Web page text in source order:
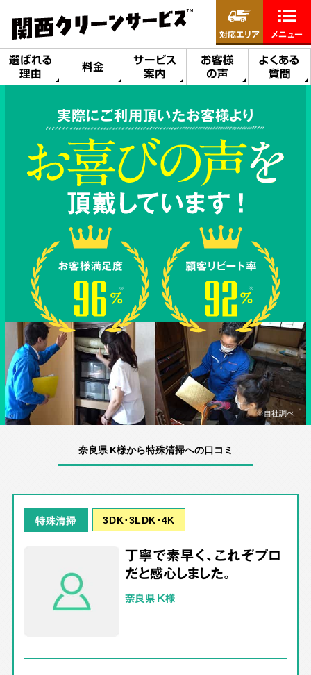
選ばれる
理由
料金
サービス
案内
お客様
の声
よくある
質問
対応エリア メニュー
実際にご利用頂いたお客様より
※自社調べ
奈良県 K様から特殊清掃への口コミ
特殊清掃 3DK･3LDK･4K
丁寧で素早く、これぞプロ
だと感心しました。
奈良県 K様